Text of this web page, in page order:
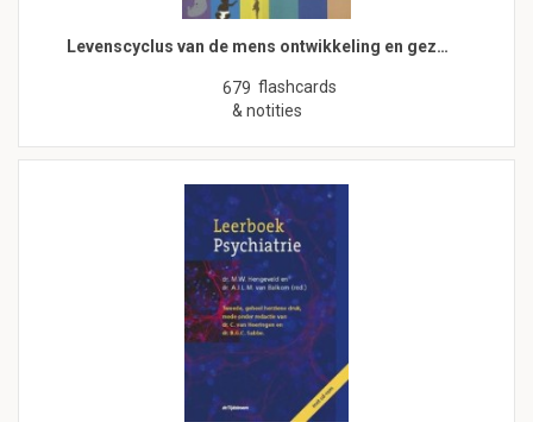
Levenscyclus van de mens ontwikkeling en gez…
679 flashcards
& notities